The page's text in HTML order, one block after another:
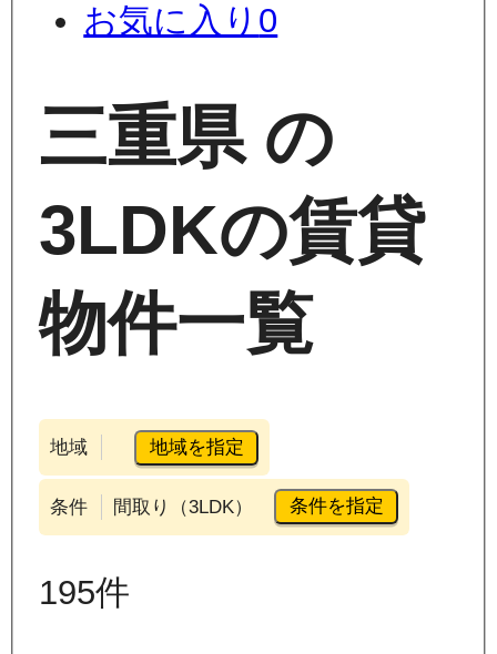
お気に入り 0
三重県 の
3LDKの賃貸
物件一覧
地域 地域を指定
条件 間取り（3LDK） 条件を指定
195件